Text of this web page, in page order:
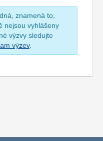
znamená to,
nejsou vyhlášeny
výzvy sledujte
výzev.